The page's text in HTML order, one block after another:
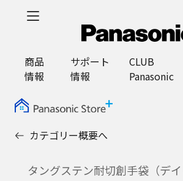
商品
情報
サポート
情報
CLUB
Panasonic
カテゴリー概要へ
タングステン耐切創手袋（デイ